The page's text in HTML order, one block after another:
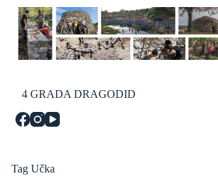
Skip
content
4 GRADA DRAGODID
Tag Učka